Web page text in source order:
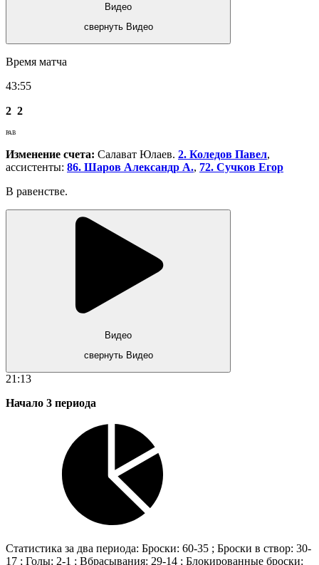
Видео
свернуть Видео
Время матча
43:55
2 2
РАВ
Изменение счета: Салават Юлаев. 2. Коледов Павел,
ассистенты: 86. Шаров Александр А., 72. Сучков Егор
В равенстве.
Видео
свернуть Видео
21:13
Начало 3 периода
Статистика за два периода: Броски: 60-35 ; Броски в створ: 30-
17 ; Голы: 2-1 ; Вбрасывания: 29-14 ; Блокированные броски: